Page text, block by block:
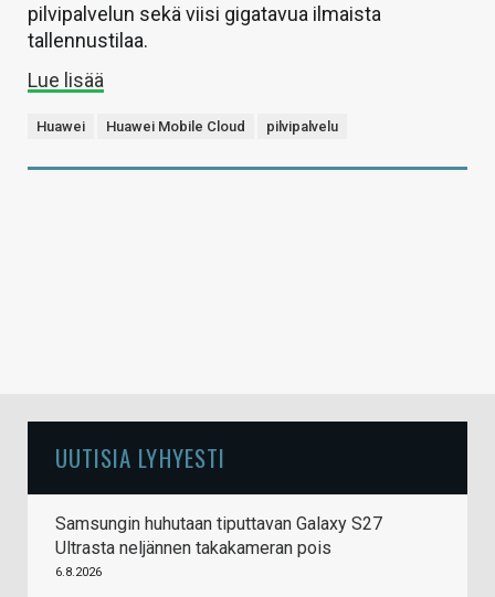
pilvipalvelun sekä viisi gigatavua ilmaista
tallennustilaa.
Lue lisää
Huawei Huawei Mobile Cloud pilvipalvelu
UUTISIA LYHYESTI
Samsungin huhutaan tiputtavan Galaxy S27
Ultrasta neljännen takakameran pois
6.8.2026